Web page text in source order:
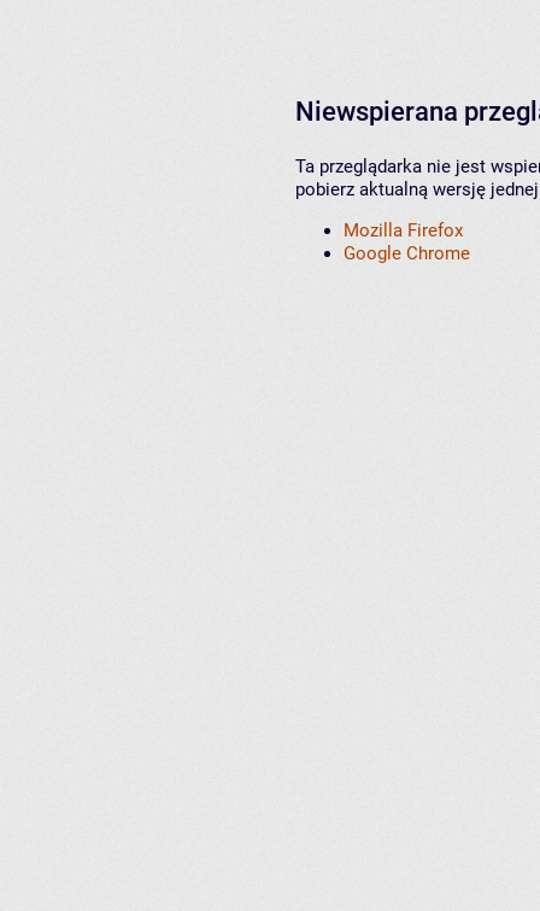
Niewspierana
Ta przeglądarka nie jest
pobierz aktualną wersję
Mozilla Firefox
Google Chrome